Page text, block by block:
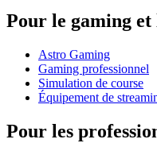
Pour le gaming
Astro Gaming
Gaming professionnel
Simulation de course
Équipement de
Pour les